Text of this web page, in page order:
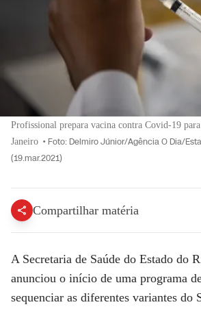
Profissional prepara vacina contra Covid-19
Janeiro • Foto: Delmiro Júnior/Agência O Dia/
(19.mar.2021)
Compartilhar matéria
A Secretaria de Saúde do Estado do
anunciou o início de uma programa
sequenciar as diferentes variantes do